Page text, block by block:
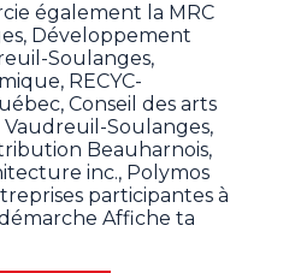
également la MRC
Développement
Soulanges,
RECYC-
Conseil des arts
Soulanges,
Beauharnois,
inc., Polymos
participantes à
Affiche ta